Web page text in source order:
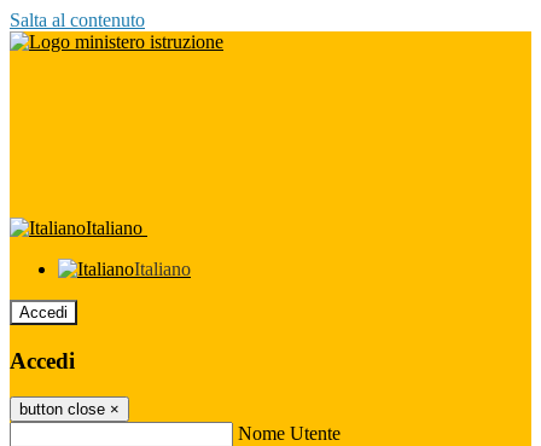
Salta al contenuto
Italiano
Italiano
Accedi
Accedi
button close ×
Nome Utente